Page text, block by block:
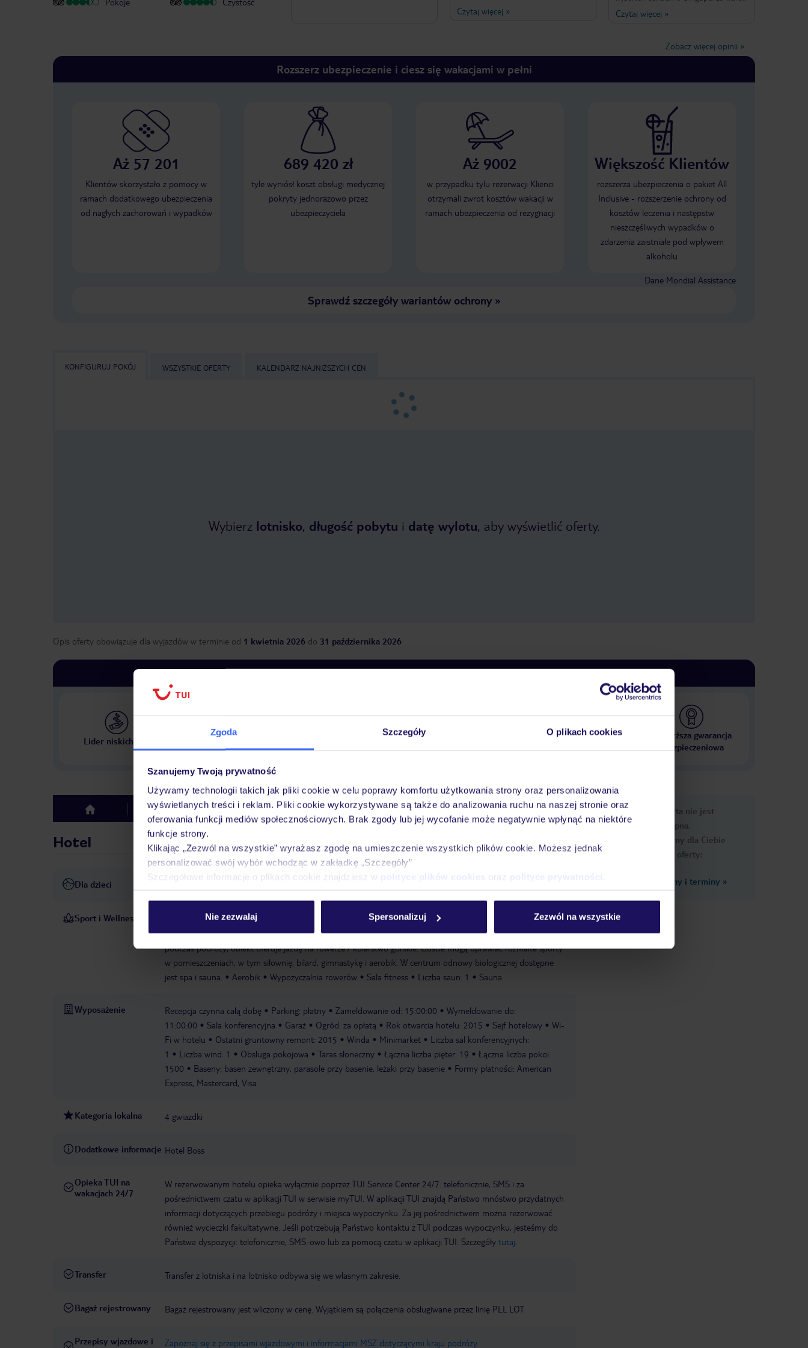
Zgoda Szczegóły O plikach cookies
Szanujemy Twoją prywatność
Używamy technologii takich jak pliki cookie w celu poprawy komfortu użytkowania strony oraz personalizowania
wyświetlanych treści i reklam. Pliki cookie wykorzystywane są także do analizowania ruchu na naszej stronie oraz
oferowania funkcji mediów społecznościowych. Brak zgody lub jej wycofanie może negatywnie wpłynąć na niektóre
funkcje strony.
Klikając „Zezwól na wszystkie” wyrażasz zgodę na umieszczenie wszystkich plików cookie. Możesz jednak
personalizować swój wybór wchodząc w zakładkę „Szczegóły”
Szczegółowe informacje o plikach cookie znajdziesz w polityce plików cookies oraz polityce prywatności
Nie zezwalaj Spersonalizuj Zezwól na wszystkie
jak na warunki singapurskie małych
pieniędzy. Pokoje są małe, ale dla
wyciszone, szczególnie słychać
wszystko co się dzieje na korytarzu.
to jeszcze jakoś do zniesienia, ale
najsłabszym punktem jest śniadanie.
Wybór nie jest duży a do tego
jedzenie poniżej przeciętnej jakości.
W restauracji i hotelu unosi się nie
ładny zapach. Jeżeli komuś zależy na
dobrej lokalizacji, to będzie
zadowolony. Proponuję jednak jak jest
możliwość poszukać innych hoteli.
Czytaj więcej »
Pokoje malutkie lecz bardzo czysto.
nic specjalnego w wystroju. Jedzenie
dobre i tanie lokalne restauracje.
Dobre miejsce do wypadów po
Czytaj więcej »
Zobacz więcej opinii »
Rozszerz ubezpieczenie i ciesz się wakacjami w pełni
Aż 57 201
Klientów skorzystało z pomocy w
ramach dodatkowego ubezpieczenia
od nagłych zachorowań i wypadków
689 420 zł
tyle wyniósł koszt obsługi medycznej
pokryty jednorazowo przez
ubezpieczyciela
Aż 9002
w przypadku tylu rezerwacji Klienci
otrzymali zwrot kosztów wakacji w
ramach ubezpieczenia od rezygnacji
Większość Klientów
rozszerza ubezpieczenia o pakiet All
Inclusive - rozszerzenie ochrony od
kosztów leczenia i następstw
nieszczęśliwych wypadków o
zdarzenia zaistniałe pod wpływem
alkoholu
Dane Mondial Assistance
Sprawdź szczegóły wariantów ochrony»
KONFIGURUJ POKÓJ WSZYSTKIE OFERTY KALENDARZ NAJNIŻSZYCH CEN
Wybierz lotnisko, długość pobytu i datę wylotu, aby wyświetlić oferty.
Opis oferty obowiązuje dla wyjazdów w terminie od 1 kwietnia 2026 do 31 października 2026
Dlaczego warto wybrać TUI?
Lider niskich cen
Największe biuro podróży
w Polsce
Tylko u nas opieka na
10 000 hoteli w ponad 50
Najwyższa gwarancja
ubezpieczeniowa
top Hotel Opinie Pokoje Wyżywienie Atrakcje
Ważne
informacje
Hotel
Dla dzieci
Sport i Wellness
Odkryty basen jest idealny do aktywnego wypoczynku lub regularnych treningów wodnych. Goście mogą
zrelaksować się na tarasie słonecznym z leżakami i parasolami. Dla tych, którzy nie chcą przegapić sportu
podczas podróży, obiekt oferuje jazdę na rowerze / kolarstwo górskie. Goście mogą uprawiać rozmaite sporty
w pomieszczeniach, w tym siłownię, bilard, gimnastykę i aerobik. W centrum odnowy biologicznej dostępne
jest spa i sauna.
Aerobik Wypożyczalnia rowerów Sala fitness Liczba saun: 1 Sauna
Wyposażenie Recepcja czynna całą dobę Parking: płatny Zameldowanie od: 15:00:00
Wymeldowanie do:
11:00:00
Sala konferencyjna Garaż Ogród: za opłatą Rok otwarcia hotelu: 2015 Sejf hotelowy
Wi-
Fi w hotelu
Ostatni gruntowny remont: 2015 Winda Minimarket
Liczba sal konferencyjnych:
1
Liczba wind: 1 Obsługa pokojowa Taras słoneczny Łączna liczba pięter: 19
Łączna liczba pokoi:
1500
Baseny: basen zewnętrzny, parasole przy basenie, leżaki przy basenie
Formy płatności: American
Express, Mastercard, Visa
Kategoria lokalna 4 gwiazdki
Dodatkowe informacje Hotel Boss
Opieka TUI na
wakacjach 24/7
W rezerwowanym hotelu opieka wyłącznie poprzez TUI Service Center 24/7: telefonicznie, SMS i za
pośrednictwem czatu w aplikacji TUI w serwisie myTUI. W aplikacji TUI znajdą Państwo mnóstwo przydatnych
informacji dotyczących przebiegu podróży i miejsca wypoczynku. Za jej pośrednictwem można rezerwować
również wycieczki fakultatywne. Jeśli potrzebują Państwo kontaktu z TUI podczas wypoczynku, jesteśmy do
Państwa dyspozycji: telefonicznie, SMS-owo lub za pomocą czatu w aplikacji TUI. Szczegóły tutaj
Transfer Transfer z lotniska i na lotnisko odbywa się we własnym zakresie.
Bagaż rejestrowany Bagaż rejestrowany jest wliczony w cenę. Wyjątkiem są połączenia obsługiwane przez linię PLL LOT
Przepisy wjazdowe i
Zapoznaj się z przepisami wjazdowymi i informacjami MSZ dotyczącymi kraju podróży.
Ups, ta oferta nie jest
dostępna.
Przygotowaliśmy dla Ciebie
podobne oferty:
Zobacz inne ceny i terminy »